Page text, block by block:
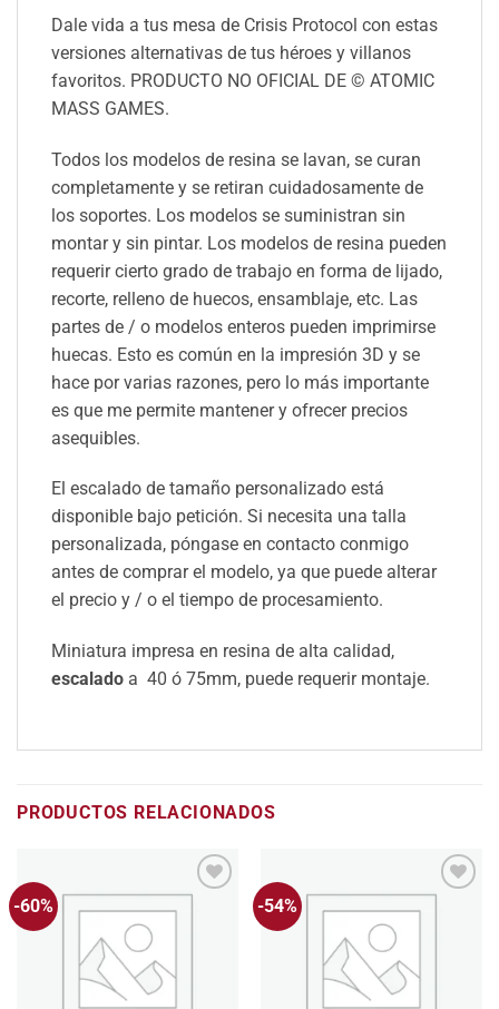
Dale vida a tus mesa de Crisis Protocol con estas
versiones alternativas de tus héroes y villanos
favoritos. PRODUCTO NO OFICIAL DE © ATOMIC
MASS GAMES.
Todos los modelos de resina se lavan, se curan
completamente y se retiran cuidadosamente de
los soportes. Los modelos se suministran sin
montar y sin pintar. Los modelos de resina pueden
requerir cierto grado de trabajo en forma de lijado,
recorte, relleno de huecos, ensamblaje, etc. Las
partes de / o modelos enteros pueden imprimirse
huecas. Esto es común en la impresión 3D y se
hace por varias razones, pero lo más importante
es que me permite mantener y ofrecer precios
asequibles.
El escalado de tamaño personalizado está
disponible bajo petición. Si necesita una talla
personalizada, póngase en contacto conmigo
antes de comprar el modelo, ya que puede alterar
el precio y / o el tiempo de procesamiento.
Miniatura impresa en resina de alta calidad,
escalado a 40 ó 75mm, puede requerir montaje.
PRODUCTOS RELACIONADOS
-60% -54%